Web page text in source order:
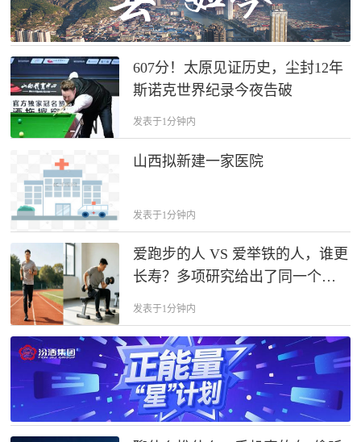
607分！太原见证历史，尘封12年
斯诺克世界纪录今夜告破
发表于1分钟内
山西拟新建一家医院
发表于1分钟内
爱跑步的人 VS 爱举铁的人，谁更
长寿？多项研究给出了同一个答
案
发表于1分钟内